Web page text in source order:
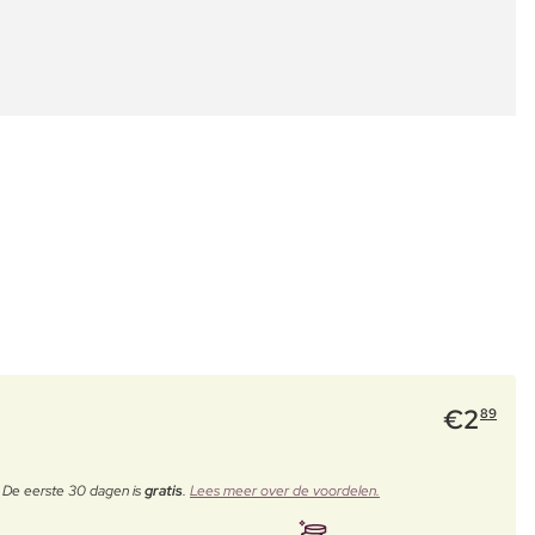
€289
De eerste 30 dagen isgratis. Lees meer over de voordelen.